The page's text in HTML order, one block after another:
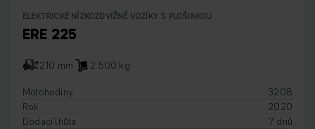
ELEKTRICKÉ NÍZKOZDVIŽNÉ VOZÍKY S PLOŠINKOU
ERE 225
210 mm
2.500 kg
Motohodiny
3208
Rok
2020
Dodací lhůta
7 dnů